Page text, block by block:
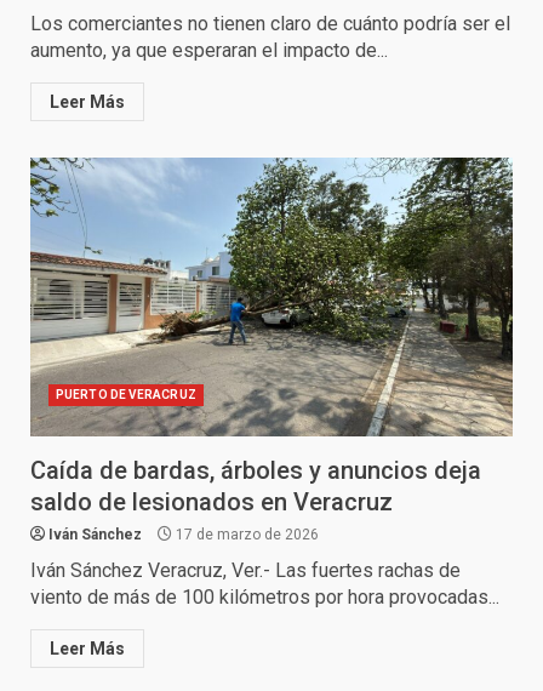
Los comerciantes no tienen claro de cuánto podría ser el
aumento, ya que esperaran el impacto de...
Leer Más
PUERTO DE VERACRUZ
Caída de bardas, árboles y anuncios deja
saldo de lesionados en Veracruz
Iván Sánchez 17 de marzo de 2026
Iván Sánchez Veracruz, Ver.- Las fuertes rachas de
viento de más de 100 kilómetros por hora provocadas...
Leer Más